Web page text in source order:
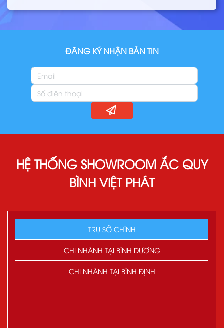
ĐĂNG KÝ NHẬN BẢN TIN
HỆ THỐNG SHOWROOM ẮC QUY
BÌNH VIỆT PHÁT
TRỤ SỞ CHÍNH
CHI NHÁNH TẠI BÌNH DƯƠNG
CHI NHÁNH TẠI BÌNH ĐỊNH